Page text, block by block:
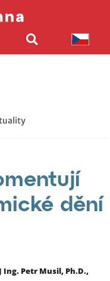
dění
Ing. Petr Musil, Ph.D.,